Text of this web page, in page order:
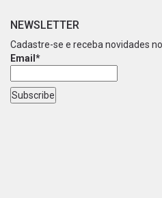
NEWSLETTER
Cadastre-se e receba novidades
Email*